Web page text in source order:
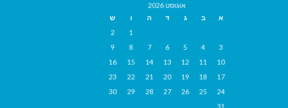
אוגוסט 2026
א
ב ג ד ה ו
ש
1
2
3
4
5
6
7
8
9
10
11
12
13
14
15
16
17
18
19
20
21
22
23
24
25
26
27
28
29
30
31